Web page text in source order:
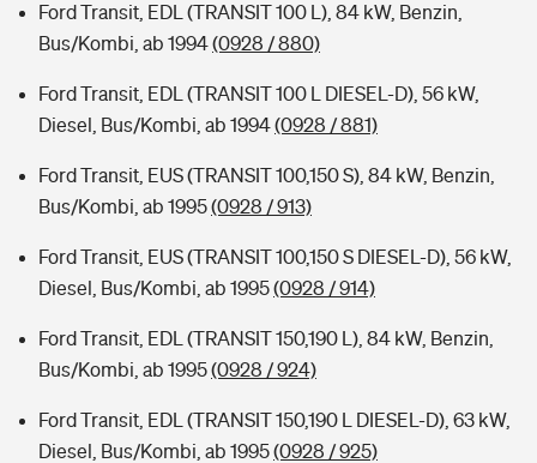
Ford Transit, EDL (TRANSIT 100 L), 84 kW, Benzin,
Bus/Kombi, ab 1994(0928 / 880)
Ford Transit, EDL (TRANSIT 100 L DIESEL-D), 56 kW,
Diesel, Bus/Kombi, ab 1994(0928 / 881)
Ford Transit, EUS (TRANSIT 100,150 S), 84 kW, Benzin,
Bus/Kombi, ab 1995(0928 / 913)
Ford Transit, EUS (TRANSIT 100,150 S DIESEL-D), 56 kW,
Diesel, Bus/Kombi, ab 1995(0928 / 914)
Ford Transit, EDL (TRANSIT 150,190 L), 84 kW, Benzin,
Bus/Kombi, ab 1995(0928 / 924)
Ford Transit, EDL (TRANSIT 150,190 L DIESEL-D), 63 kW,
Diesel, Bus/Kombi, ab 1995(0928 / 925)